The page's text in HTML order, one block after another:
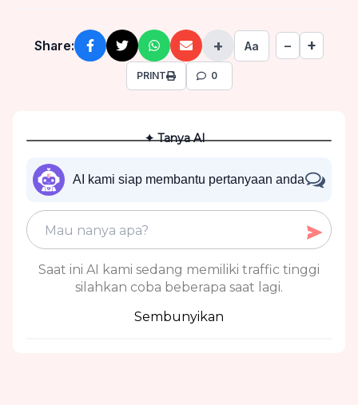
Share: + Aa − +
PRINT 0
✦ Tanya AI
AI kami siap membantu pertanyaan anda
Saat ini AI kami sedang memiliki traffic tinggi
silahkan coba beberapa saat lagi.
Sembunyikan